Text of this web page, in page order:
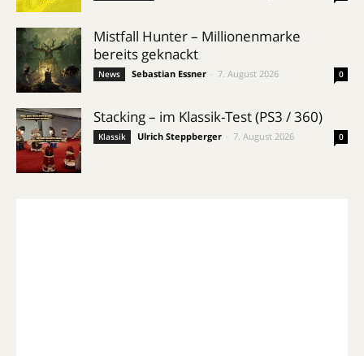
Mistfall Hunter – Millionenmarke
bereits geknackt
News Sebastian Essner 7. August 2026 0
Stacking – im Klassik-Test (PS3 / 360)
Klassik Ulrich Steppberger 7. August 2026 0